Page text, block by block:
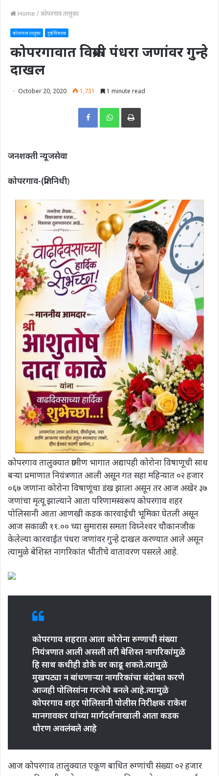
Home /कोपरगाव तालुका
कोपरगाव तालुका गुन्हे विषयक
कोपरगावात विक्रमी पंधरा जणांवर गुन्हे
दाखल
October 20, 2020 1,731 1 minute read
Print
जनशक्ती न्यूजसेवा
कोपरगाव-(प्रतिनिधी)
कोपरगाव तालुक्यात ग्रामीण भागात अद्यापही कोरोना विषाणूची साथ
बऱ्या प्रमाणात नियंत्रणात आली असून गत सहा महिन्यात ०२ हजार
०६७ जणांना कोरोना विषाणूंचा डंख झाला असून तर आज अखेर ३७
जणांचा मृत्यू झाल्याने आता परिणामस्वरूप कोपरगाव शहर
पोलिसानी आता आणखी कडक कारवाईची भूमिका घेतली असून
आज सकाळी ११.०० च्या सुमारास समता विघ्नेश्वर चौकानजीक
केलेल्या कारवाईत पंधरा जणांवर गुन्हे दाखल करण्यात आले असून
त्यामुळे बेशिस्त नागरिकांत भीतीचे वातावरण पसरले आहे.
कोपरगाव शहरात आता कोरोना रुग्णाची संख्या
नियंत्रणात आली असली तरी बेशिस्त नागरिकांमुळे
हि साथ कधीही डोके वर काढू शकते.त्यामुळे
मुखपट्या न बांधणाऱ्या नागरिकांचा बंदोबत करणे
आजही पोलिसांना गरजेचे बनले आहे.त्यामुळे
कोपरगाव शहर पोलिसानी पोलीस निरीक्षक राकेश
मानगावकर यांच्या मार्गदर्शनाखाली आता कडक
धोरण अवलंबले आहे
आज कोपरगाव तालुक्यात एकूण बाधित रुग्णांची संख्या ०२ हजार